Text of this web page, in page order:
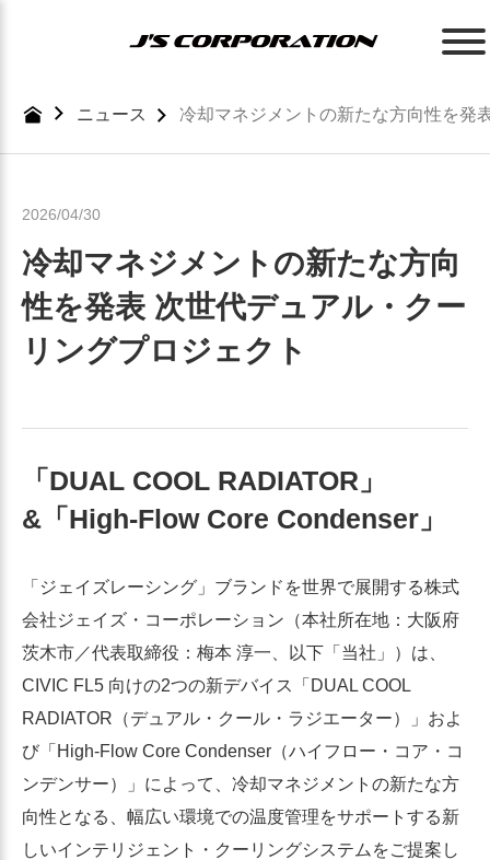
content
ニュース 冷却マネジメントの新たな方向性を発
2026/04/30
冷却マネジメントの新たな方向
性を発表 次世代デュアル・クー
リングプロジェクト
「DUAL COOL RADIATOR」
&「High-Flow Core Condenser」
「ジェイズレーシング」ブランドを世界で展開する株式
会社ジェイズ・コーポレーション（本社所在地：大阪府
茨木市／代表取締役：梅本 淳一、以下「当社」）は、
CIVIC FL5 向けの2つの新デバイス「DUAL COOL
RADIATOR（デュアル・クール・ラジエーター）」およ
び「High-Flow Core Condenser（ハイフロー・コア・コ
ンデンサー）」によって、冷却マネジメントの新たな方
向性となる、幅広い環境での温度管理をサポートする新
しいインテリジェント・クーリングシステムをご提案し